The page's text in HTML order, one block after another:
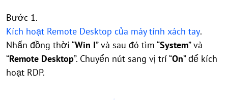
Bước 1.
Kích hoạt Remote Desktop của máy tính xách tay.
Nhấn đồng thời “Win I” và sau đó tìm “System” và
“Remote Desktop”. Chuyển nút sang vị trí “On” để kích
hoạt RDP.